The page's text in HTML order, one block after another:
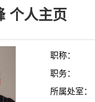
个人主页
职称：
职务：
所属处室：